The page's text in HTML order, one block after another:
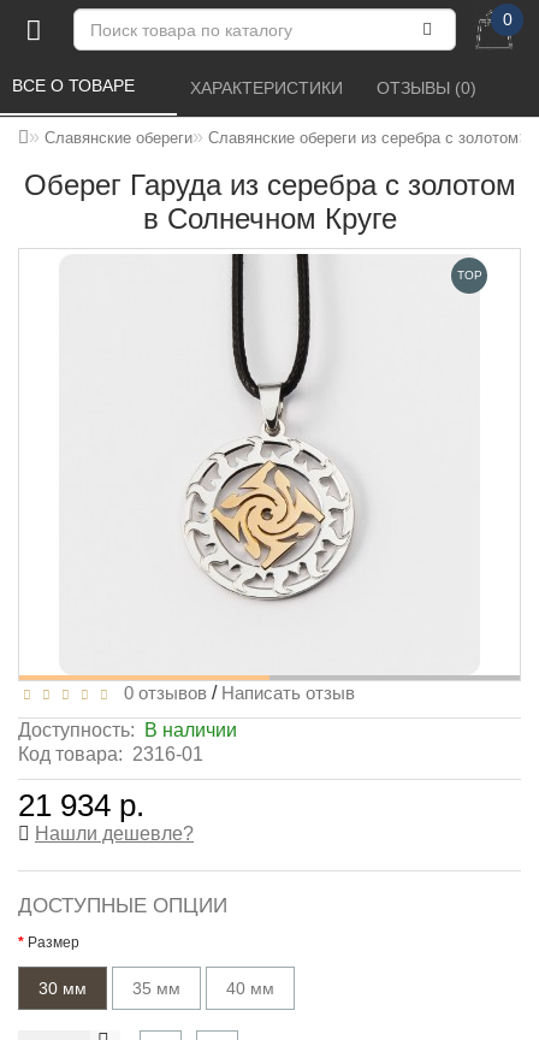
0
Славянские обереги Славянские обереги из серебра с золотом
Оберег Гаруда из серебра с золотом
в Солнечном Круге
ВСЕ О ТОВАРЕ ХАРАКТЕРИСТИКИ ОТЗЫВЫ (0)
TOP
0 отзывов / Написать отзыв
Доступность:
В наличии
Код товара: 2316-01
21 934 р.
Нашли дешевле?
ДОСТУПНЫЕ ОПЦИИ
Размер
30 мм 35 мм 40 мм